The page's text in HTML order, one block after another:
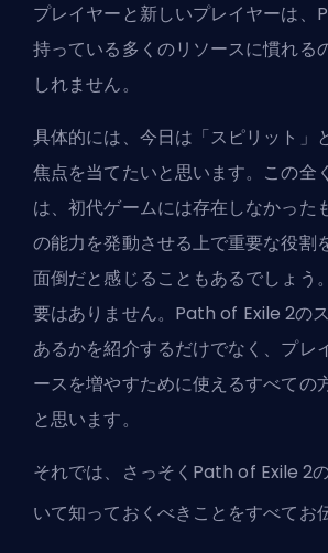
プレイヤーと新しいプレイヤーは
持っている多くのリソースに慣れる
しれません。
具体的には、今日は「スピリット」
焦点を当てたいと思います。この全
は、初代ゲームには存在しなかった
の能力を発動させる上で重要な役割
面倒だと感じることもあるでしょう
要はありません。Path of Exile 2の
あるかを紹介するだけでなく、プレ
ースを増やすために使えるすべての
と思います。
それでは、さっそくPath of Exile 2
いて知っておくべきことをすべてお